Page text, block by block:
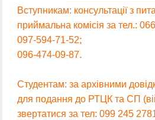
Вступникам: консультації з
приймальна комісія за тел.:
097-594-71-52;
096-474-09-87.
Студентам: за архівними
для подання до РТЦК та СП
звертатися за тел: 099 245